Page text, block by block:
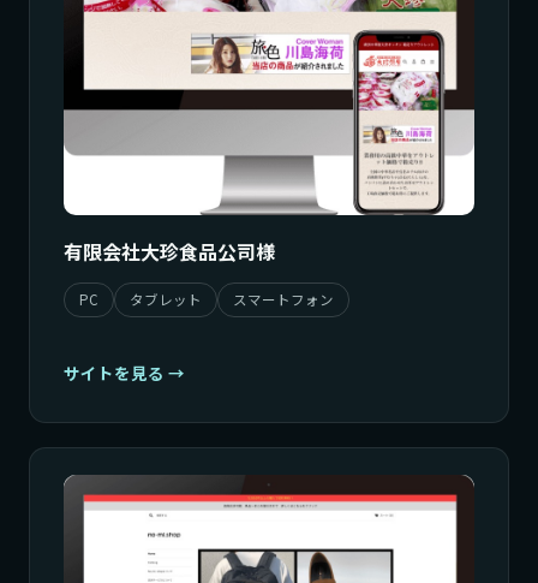
有限会社大珍食品公司様
PC タブレット スマートフォン
サイトを見る